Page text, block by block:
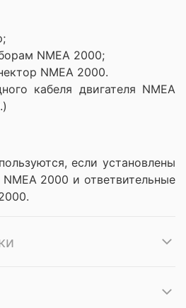
NMEA 2000;
NMEA 2000.
кабеля двигателя NMEA
если установлены
2000 и ответвительные